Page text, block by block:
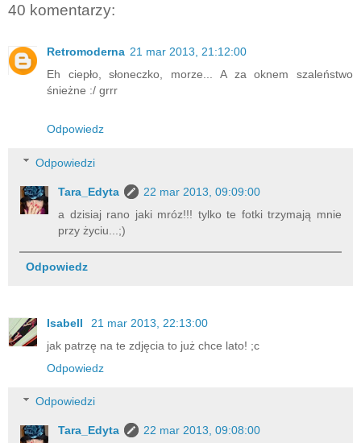
40 komentarzy:
Retromoderna 21 mar 2013, 21:12:00
Eh ciepło, słoneczko, morze... A za oknem szaleństwo
śnieżne :/ grrr
Odpowiedz
Odpowiedzi
Tara_Edyta
22 mar 2013, 09:09:00
a dzisiaj rano jaki mróz!!! tylko te fotki trzymają mnie
przy życiu...;)
Odpowiedz
Isabell
21 mar 2013, 22:13:00
jak patrzę na te zdjęcia to już chce lato! ;c
Odpowiedz
Odpowiedzi
Tara_Edyta
22 mar 2013, 09:08:00